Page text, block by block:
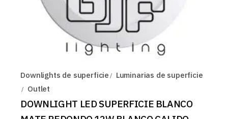
Downlights de superficie
Luminarias de superficie
Outlet
DOWNLIGHT LED SUPERFICIE BLANCO